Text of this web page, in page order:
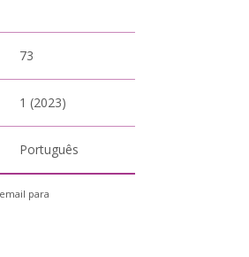
73
1 (2023)
Português
para